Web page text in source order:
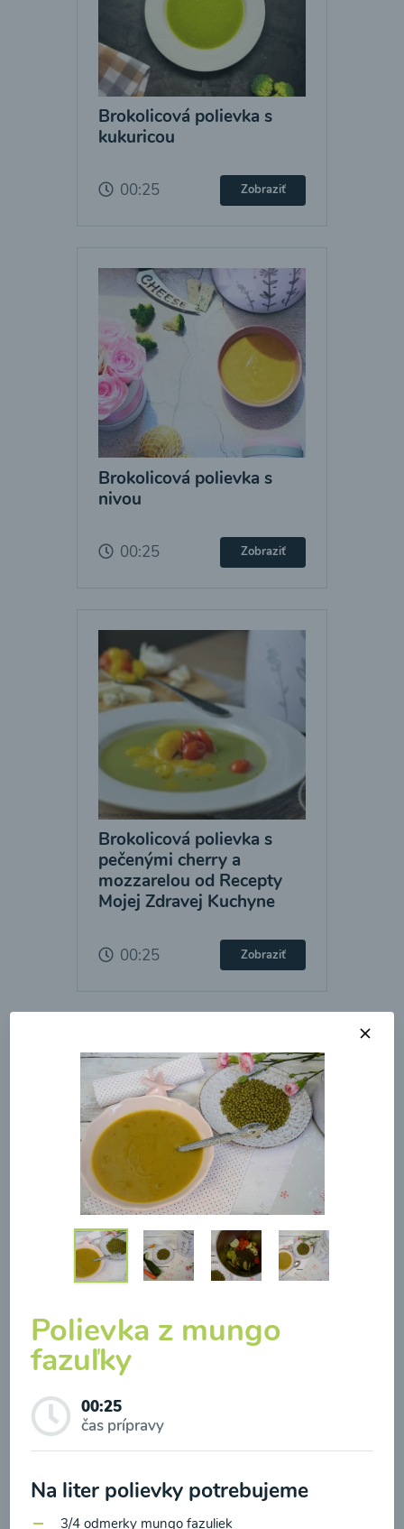
Brokolicová polievka s
kukuricou
00:25 Zobraziť
Brokolicová polievka s
nivou
00:25 Zobraziť
Brokolicová polievka s
pečenými cherry a
mozzarelou od Recepty
Mojej Zdravej Kuchyne
00:25 Zobraziť
Brokolicová polievka so
syrom
00:25
Polievka z mungo
fazuľky
00:25
čas prípravy
Na liter polievky potrebujeme
3/4 odmerky mungo fazuliek
Odber noviniek a akcií
Odoslaním registrácie na Newsletter súhlasím so
spracovaním osobných údajov pre účely